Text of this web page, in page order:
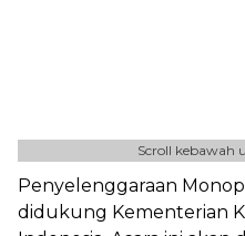
Scroll kebawah
Penyelenggaraan
didukung Kementerian